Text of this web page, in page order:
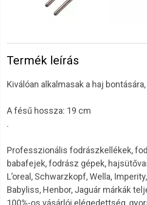
Termék leírás
Kiválóan alkalmasak a haj
A fésű hossza: 19 cm
.
Professzionális fodrászkellékek,
babafejek, fodrász gépek,
L’oreal, Schwarzkopf, Wella,
Babyliss, Henbor, Jaguár márkák
100%-os vásárlói elégedettség,